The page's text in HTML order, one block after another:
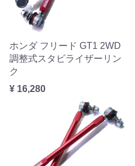
ホンダ フリード GT1 2WD
調整式スタビライザーリン
ク
¥ 16,280